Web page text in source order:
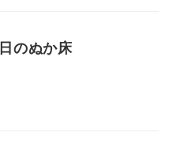
のぬか床